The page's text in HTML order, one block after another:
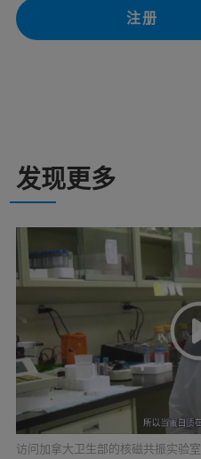
注册
发现更多
访问加拿大卫生部的核磁共振实验室